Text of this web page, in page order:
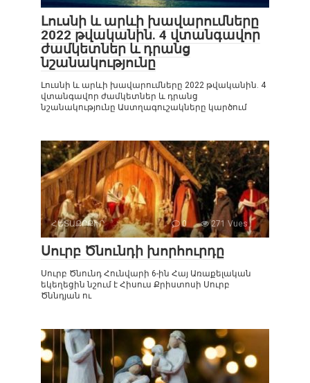
Լուսնի և արևի խավարումները
2022 թվականին. 4 վտանգավոր
ժամկետներ և դրանց
նշանակությունը
Լուսնի և արևի խավարումները 2022 թվականին. 4
վտանգավոր ժամկետներ և դրանց
նշանակությունը Աստղագուշակները կարծում
ՀԵՏԱՔՐՔԻՐ 0 271 Vues :
Սուրբ Ծնունդի խորհուրդը
Սուրբ Ծնունդ Հունվարի 6-ին Հայ Առաքելական
եկեղեցին նշում է Հիսուս Քրիստոսի Սուրբ
Ծննդյան ու